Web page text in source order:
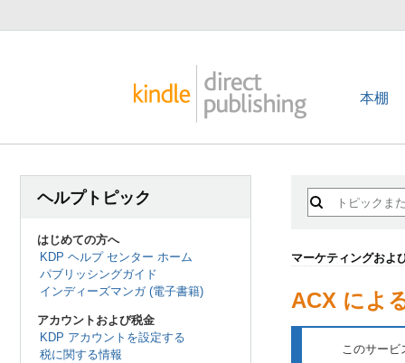
本棚
ヘルプトピック
はじめての方へ
KDP ヘルプ センター ホーム
パブリッシングガイド
インディーズマンガ (電子書籍)
アカウントおよび税金
KDP アカウントを設定する
税に関する情報
マーケティングおよ
ACX によ
このサービ